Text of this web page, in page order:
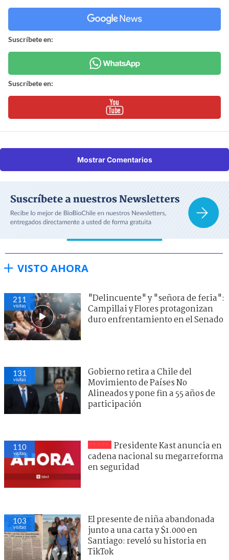
Suscríbete en:
Suscríbete en:
Mostrar Comentarios
VISTO AHORA
211
visitas
"Delincuente" y "señora de feria":
Campillai y Flores protagonizan
duro enfrentamiento en el Senado
131
visitas
Gobierno retira a Chile del
Movimiento de Países No
Alineados y pone fin a 55 años de
participación
110
visitas
Presidente Kast anuncia en
cadena nacional su megarreforma
en seguridad
103
visitas
El presente de niña abandonada
junto a una carta y $1.000 en
Santiago: reveló su historia en
TikTok